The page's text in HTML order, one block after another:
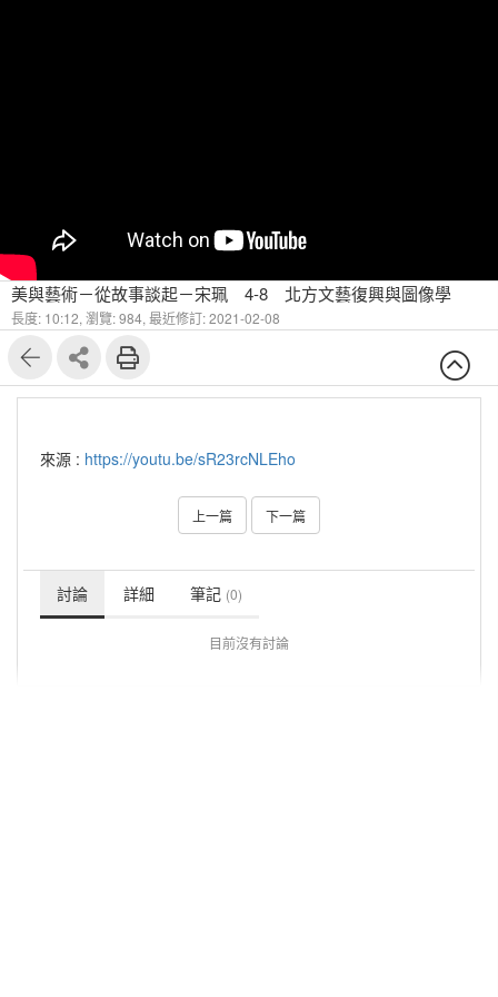
美與藝術－從故事談起－宋珮 4-8 北⽅文藝復興與圖像學
長度: 10:12, 瀏覽: 984, 最近修訂: 2021-02-08
來源 : https://youtu.be/sR23rcNLEho
上一篇 下一篇
討論 詳細 筆記 (0)
目前沒有討論